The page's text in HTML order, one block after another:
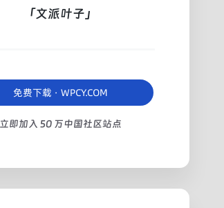
「文派叶子」
免费下载 · WPCY.COM
立即加入 50 万中国社区站点